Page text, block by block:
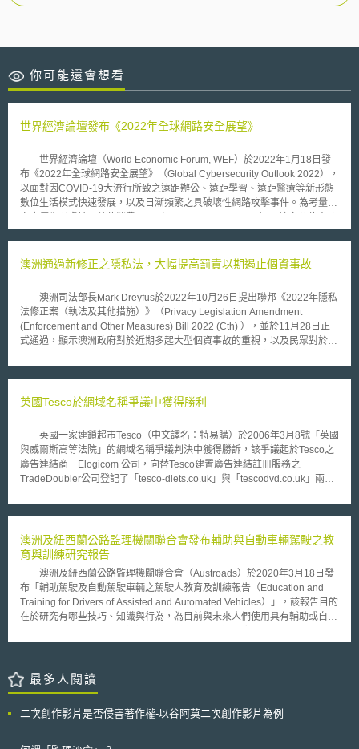
你可能還會想看
世界經濟論壇發布《2022年全球網路安全展望》
世界經濟論壇（World Economic Forum, WEF）於2022年1月18日發
布《2022年全球網路安全展望》（Global Cybersecurity Outlook 2022），
以面對因COVID-19大流行所致之遠距辦公、遠距學習、遠距醫療等新形態
數位生活模式快速發展，以及日漸頻繁之具破壞性網路攻擊事件。為考量國
及數位創新，本報告說明今年度網路安全發展趨勢及未來所要面對之挑戰包
階管理層計畫透過加強參與及管理第三方的彈性政策、流程與標準，提高其
差異主要有三點：(1)92%的CEO認為應將網路韌性整合到企業風險管理戰
略中，惟僅55%CISO同意此一作法；(2)由於領導層對網路韌性認知差異，
導致安全優先等級評估與政策制定可能產生落差；(3)缺乏網路安全人才以
面對網路安全事件。 企業最擔心之三種網路攻擊方式為：勒索軟體
業數位化不足：本研究中有88%之受訪者表示，擔心合作之中小企業之數位
為建立明確有效的法規範，將有助於鼓勵資訊共享與促進合作。
澳洲通過新修正之隱私法，大幅提高罰責以期遏止個資事故
澳洲司法部長Mark Dreyfus於2022年10月26日提出聯邦《2022年隱私
法修正案（執法及其他措施）》（Privacy Legislation Amendment
(Enforcement and Other Measures) Bill 2022 (Cth) ），並於11月28日正
式通過，顯示澳洲政府對於近期多起大型個資事故的重視，以及民眾對於個
其一為9月底澳洲第二大電信業者Optus表示受到網路攻擊，約有1,000萬人
也包括用戶的住址、駕照和護照號碼等；無獨有偶，於十月底澳洲最大的私
電話號碼和電子郵件地址等資料，因為此兩起大型個資事故的發生，促使澳
洲政府不得不予以重視，在極短時間內通過新法修正。 此次修正案修
改1988年《隱私法》（Privacy Act）、2010年《澳洲資訊委員法》
（Australian Information Commissioner Act）和2005年《澳洲通訊及媒體
他人隱私事件發生時，若行為人為「非法人」（a person other than a body
corporate，即我國法之自然人）時，其由行政機關課予當事人之罰金（civil
penalty）上限提高到250萬澳幣（約新台幣5,200萬）；若行為人為「法
人」（body corporate）時，罰金上限增加到5,000萬澳幣（約新台幣10
億）或其所得利益價值的三倍（兩者取其高）。如果法院無法確定利益的數
額，則取法人違規期間或事故發生後12個月內（擇其時間較長者）調整型營
收（adjusted turnover*）的30%。 二、關於資訊委員執法權限強化部
分，其擴大資訊委員與他公私部門間交換及查閱資訊之權限，資訊委員得向
對妨害查辦者課以民事制裁，甚至得將屢次妨害查辦之法人團體之行為定為
刑事犯罪。 三、有關域外管轄權部分，原先僅適用於「未在澳洲設立
內蒐集個資」之規定，故未在澳洲登記之公司往後即使未在澳洲境內蒐集個
GDPR之域外管轄權更為寬廣。 至於提高裁罰金額能否提升資安及個資
英國Tesco於網域名稱爭議中獲得勝利
英國一家連鎖超市Tesco（中文譯名：特易購）於2006年3月8號「英國
與威爾斯高等法院」的網域名稱爭議判決中獲得勝訴，該爭議起於Tesco之
廣告連結商－Elogicom 公司，向替Tesco建置廣告連結註冊服務之
TradeDoubler公司登記了「tesco-diets.co.uk」與「tescodvd.co.uk」兩個
站，企圖以增加使用者連結至Tesco網站之數量賺取高額之廣告連結佣金。
稱；Elogicom則提起反訴請求給付佣金。該案法官認為Elogicom是利用
「tesco」之名稱採取「釣魚」(fishing) 的方式，誘引不喜歡利用搜尋引擎
站，藉由網站之自動連結功能跳頁至Tesco網站而賺取連結佣金，即使該公
司並未使用該網站連結至與Tesco有營業競爭關係之網站，但仍因此利用
Tesco之名賺取不正當利益並造成Tesco之商譽受到損害，判決Tesco勝訴並
駁回Elogicom公司之反訴。
澳洲及紐西蘭公路監理機關聯合會發布輔助與自動車輛駕駛之教
育與訓練研究報告
澳洲及紐西蘭公路監理機關聯合會（Austroads）於2020年3月18日發
布「輔助駕駛及自動駕駛車輛之駕駛人教育及訓練報告（Education and
Training for Drivers of Assisted and Automated Vehicles）」，該報告目的
在於研究有哪些技巧、知識與行為，為目前與未來人們使用具有輔助或自駕
保駕照申請人具有足夠能力以使用相關科技。報告中所關注之輔助與自駕車
道路規範並未禁止第3級之自駕車使用，但駕駛人仍應保持對車輛之控制且
不得同時進行其他行為。 報告認為目前之駕駛執照發照架構尚不需改
角色，包含： 鼓勵經銷商、製造商與相關利益團體進行有關如何安全運用
定重要資訊整合進所有層級之教育與訓練中，但不使用強制性之評估程序進
最多人閱讀
二次創作影片是否侵害著作權-以谷阿莫二次創作影片為例